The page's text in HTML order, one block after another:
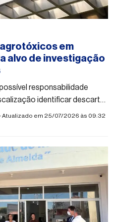
em
alvo de investigação
responsabilidade
identificar descarte
em 25/07/2026 às 09:32